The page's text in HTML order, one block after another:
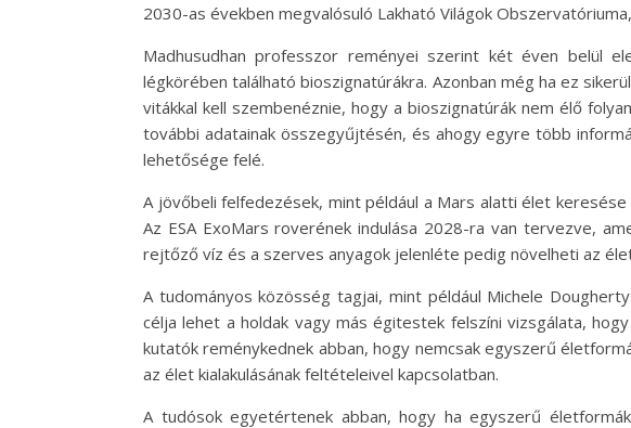
2030-as években megvalósuló Lakható Világok
Madhusudhan professzor reményei szerint két éven belül
légkörében található bioszignatúrákra. Azonban még ha ez
vitákkal kell szembenéznie, hogy a bioszignatúrák nem élő
további adatainak összegyűjtésén, és ahogy egyre több
lehetősége felé.
A jövőbeli felfedezések, mint például a Mars alatti élet
Az ESA ExoMars roverének indulása 2028-ra van tervezve,
rejtőző víz és a szerves anyagok jelenléte pedig növelheti az
A tudományos közösség tagjai, mint például Michele
célja lehet a holdak vagy más égitestek felszíni vizsgálata,
kutatók reménykednek abban, hogy nemcsak egyszerű
az élet kialakulásának feltételeivel kapcsolatban.
A tudósok egyetértenek abban, hogy ha egyszerű